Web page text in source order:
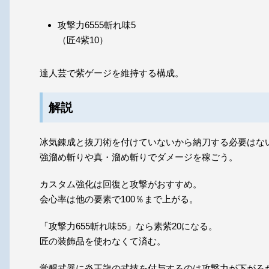
攻撃力6555斬れ味5
（匠4紫10）
達人芸で紫ゲージを維持する構成。
解説
冰気錬成と抜刀術を付けていないから納刀する必要はな
強溜め斬りや真・溜め斬りでダメージを稼ごう。
カスタム強化は回復と攻撃がおすすめ。
会心率は他の要素で100％まで上がる。
「攻撃力655斬れ味55」なら素紫20になる。
匠の装飾品を使わなくて済む。